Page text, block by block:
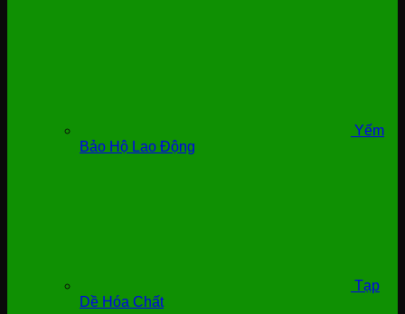
Yếm
Bảo Hộ Lao Động
Tạp
Dề Hóa Chất